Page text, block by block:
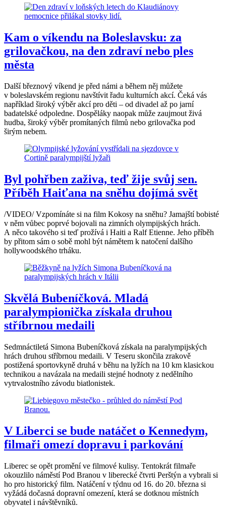
Kam o víkendu na Boleslavsku: za
grilovačkou, na den zdraví nebo ples
města
Další březnový víkend je před námi a během něj můžete
v boleslavském regionu navštívit řadu kulturních akcí. Čeká vás
například široký výběr akcí pro děti – od divadel až po jarní
badatelské odpoledne. Dospěláky naopak může zaujmout živá
hudba, široký výběr promítaných filmů nebo grilovačka pod
širým nebem.
Byl pohřben zaživa, teď žije svůj sen.
Příběh Haiťana na sněhu dojímá svět
/VIDEO/ Vzpomínáte si na film Kokosy na sněhu? Jamajští bobisté
v něm vůbec poprvé bojovali na zimních olympijských hrách.
A něco takového si teď prožívá i Haiti a Ralf Etienne. Jeho příběh
by přitom sám o sobě mohl být námětem k natočení dalšího
hollywoodského trháku.
Skvělá Bubeníčková. Mladá
paralympionička získala druhou
stříbrnou medaili
Sedmnáctiletá Simona Bubeníčková získala na paralympijských
hrách druhou stříbrnou medaili. V Teseru skončila zrakově
postižená sportovkyně druhá v běhu na lyžích na 10 km klasickou
technikou a navázala na medaili stejné hodnoty z nedělního
vytrvalostního závodu biatlonistek.
V Liberci se bude natáčet o Kennedym,
filmaři omezí dopravu i parkování
Liberec se opět promění ve filmové kulisy. Tentokrát filmaře
okouzlilo náměstí Pod Branou v liberecké čtvrti Perštýn a vybrali si
ho pro historický film. Natáčení v týdnu od 16. do 20. března si
vyžádá dočasná dopravní omezení, která se dotknou místních
obyvatel i návštěvníků.